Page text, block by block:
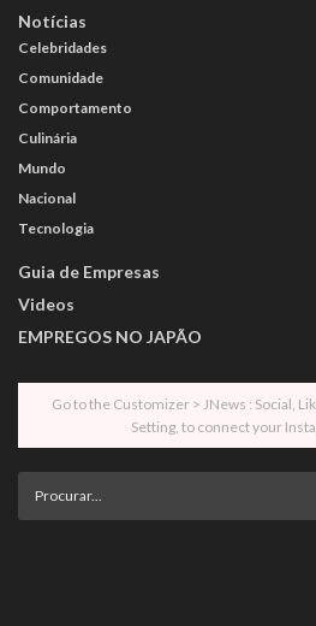
Notícias
Celebridades
Comunidade
Comportamento
Culinária
Mundo
Nacional
Tecnologia
Guia de Empresas
Videos
EMPREGOS NO JAPÃO
Go to the Customizer > JNews : Social,
Setting, to connect your